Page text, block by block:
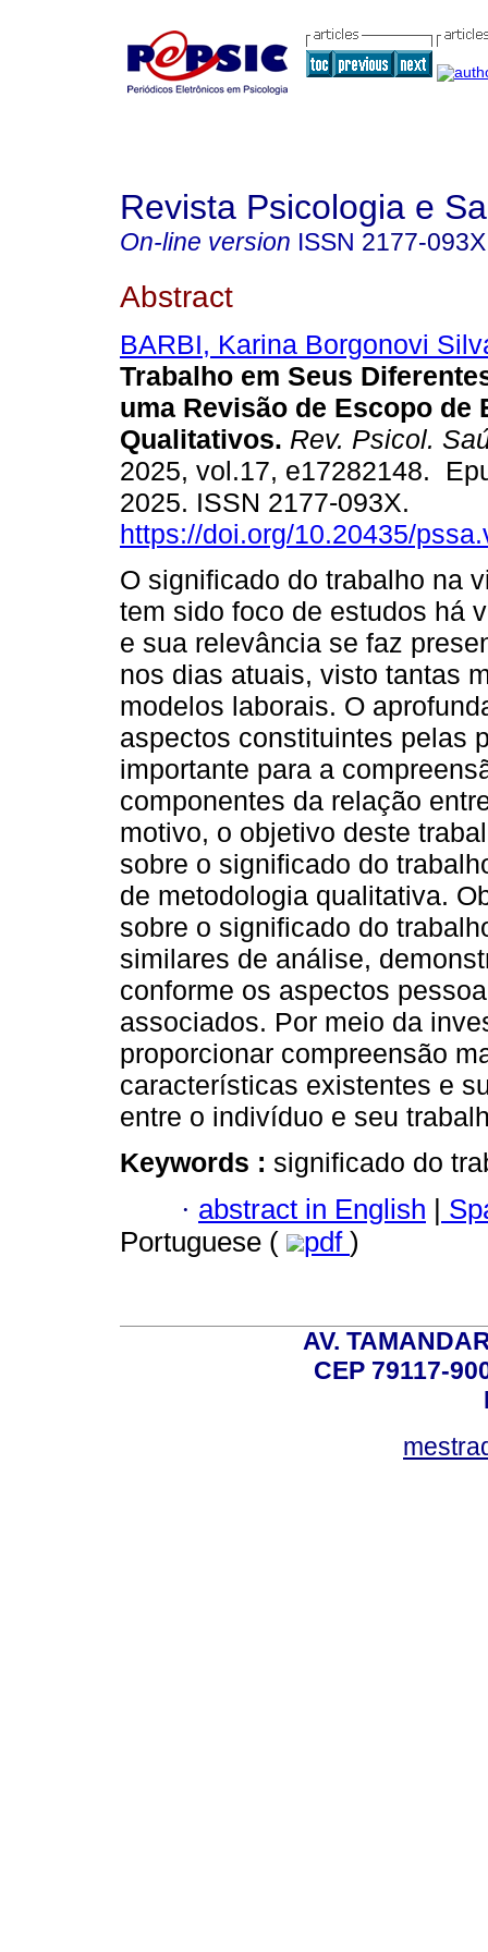
Revista Psicologia e
On-line version ISSN 2177-093X
Abstract
BARBI, Karina Borgonovi
Trabalho em Seus
uma Revisão de Escopo de
Qualitativos. Rev. Psicol.
2025, vol.17, e17282148.
2025. ISSN 2177-093X.
https://doi.org/10.20435/
O significado do trabalho na
tem sido foco de estudos há
e sua relevância se faz
nos dias atuais, visto tantas
modelos laborais. O
aspectos constituintes pelas
importante para a
componentes da relação
motivo, o objetivo deste
sobre o significado do
de metodologia qualitativa.
sobre o significado do
similares de análise,
conforme os aspectos
associados. Por meio da
proporcionar compreensão
características existentes e
entre o indivíduo e seu
Keywords : significado do
· abstract in English |
Portuguese (
pdf )
AV.
CEP 79117-